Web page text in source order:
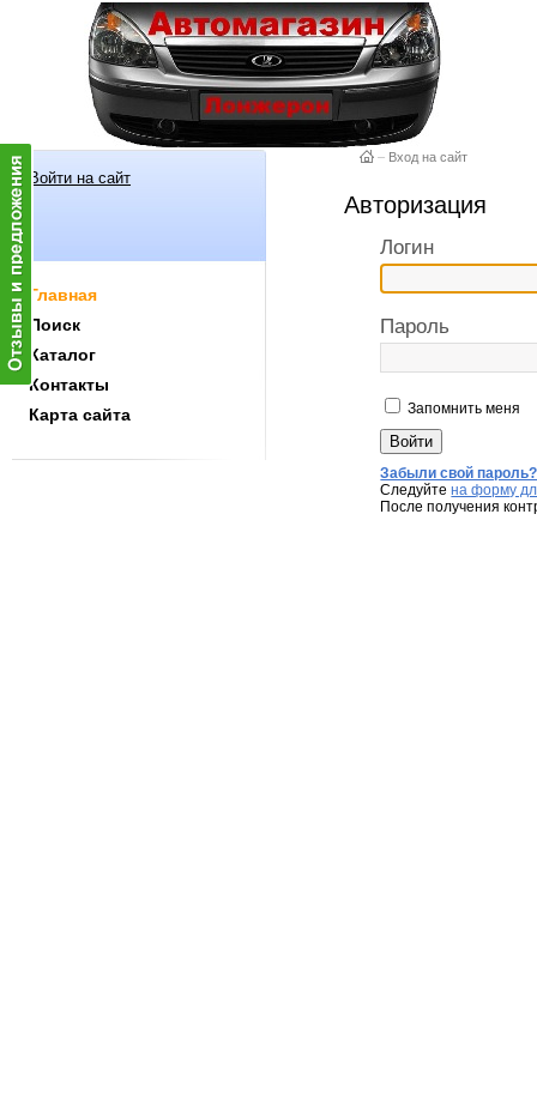
Войти на сайт
Главная
Поиск
Каталог
Контакты
Карта сайта
– Вход на сайт
Авторизация
Логин
Пароль
Запомнить меня
Забыли свой пароль?
Следуйтена форму
После получения